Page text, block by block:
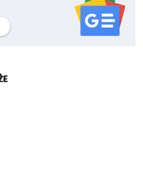
profil serwisu